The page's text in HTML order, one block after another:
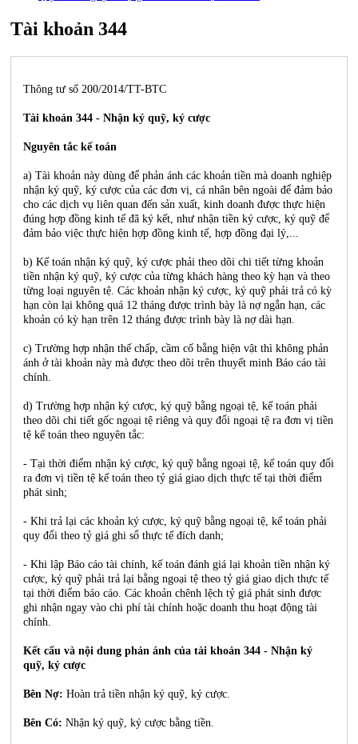
Tài khoản 344
Thông tư số 200/2014/TT-BTC
Tài khoản 344 - Nhận ký quỹ, ký cược
Nguyên tắc kế toán
a) Tài khoản này dùng để phản ánh các khoản tiền mà doanh nghiệp
nhận ký quỹ, ký cược của các đơn vị, cá nhân bên ngoài để đảm bảo
cho các dịch vụ liên quan đến sản xuất, kinh doanh được thực hiện
đúng hợp đồng kinh tế đã ký kết, như nhận tiền ký cược, ký quỹ để
đảm bảo việc thực hiện hợp đồng kinh tế, hợp đồng đại lý,...
b) Kế toán nhận ký quỹ, ký cược phải theo dõi chi tiết từng khoản
tiền nhận ký quỹ, ký cược của từng khách hàng theo kỳ hạn và theo
từng loại nguyên tệ. Các khoản nhận ký cược, ký quỹ phải trả có kỳ
hạn còn lại không quá 12 tháng được trình bày là nợ ngắn hạn, các
khoản có kỳ hạn trên 12 tháng được trình bày là nợ dài hạn.
c) Trường hợp nhận thế chấp, cầm cố bằng hiện vật thì không phản
ánh ở tài khoản này mà được theo dõi trên thuyết minh Báo cáo tài
chính.
d) Trường hợp nhận ký cược, ký quỹ bằng ngoại tệ, kế toán phải
theo dõi chi tiết gốc ngoại tệ riêng và quy đổi ngoại tệ ra đơn vị tiền
tệ kế toán theo nguyên tắc:
- Tại thời điểm nhận ký cược, ký quỹ bằng ngoại tệ, kế toán quy đổi
ra đơn vị tiền tệ kế toán theo tỷ giá giao dịch thực tế tại thời điểm
phát sinh;
- Khi trả lại các khoản ký cược, ký quỹ bằng ngoại tệ, kế toán phải
quy đổi theo tỷ giá ghi sổ thực tế đích danh;
- Khi lập Báo cáo tài chính, kế toán đánh giá lại khoản tiền nhận ký
cược, ký quỹ phải trả lại bằng ngoại tệ theo tỷ giá giao dịch thực tế
tại thời điểm báo cáo. Các khoản chênh lệch tỷ giá phát sinh được
ghi nhận ngay vào chi phí tài chính hoặc doanh thu hoạt động tài
chính.
Kết cấu và nội dung phản ánh của tài khoản 344 - Nhận ký
quỹ, ký cược
Bên Nợ: Hoàn trả tiền nhận ký quỹ, ký cược.
Bên Có: Nhận ký quỹ, ký cược bằng tiền.